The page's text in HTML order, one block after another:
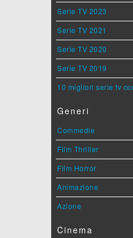
Serie TV 2023
Serie TV 2021
Serie TV 2020
Serie TV 2019
10 migliori serie tv
Generi
Commedie
Film Thriller
Film Horror
Animazione
Azione
Cinema